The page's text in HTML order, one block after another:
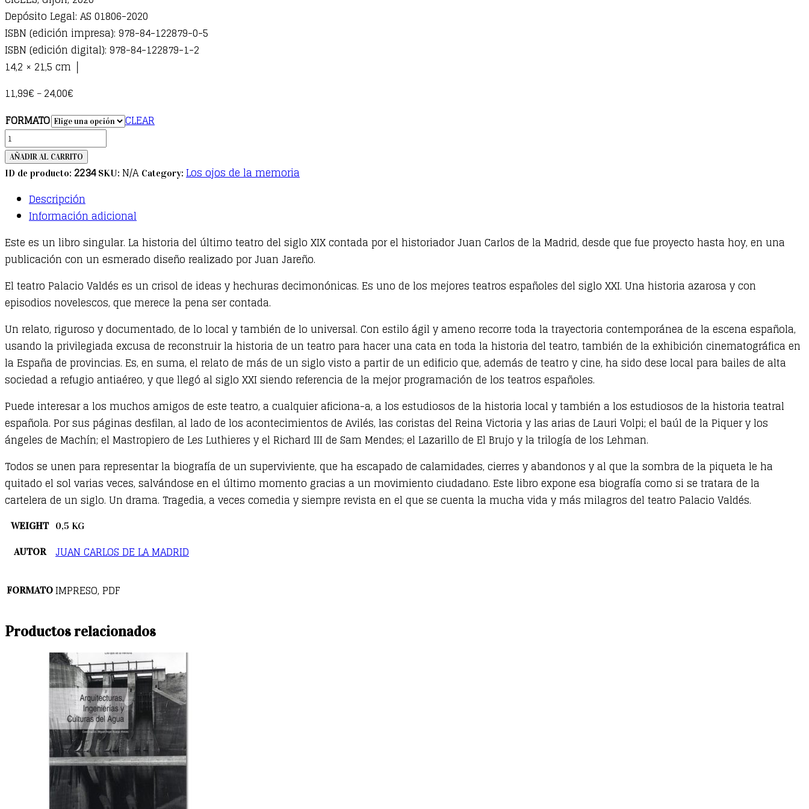
Depósito Legal: AS 01806-2020
ISBN (edición impresa): 978-84-122879-0-5
ISBN (edición digital): 978-84-122879-1-2
14,2 × 21,5 cm │
11,99€ – 24,00€
FORMATO
CLEAR
Historia
del
teatro
Valdés
quantity
AÑADIR AL CARRITO
ID de producto: 2234 SKU: N/A Category: Los ojos de la memoria
Descripción
Información adicional
Este es un libro singular. La historia del último teatro del siglo XIX contada por el historiador Juan Carlos de la Madrid, desde que fue proyecto hasta hoy, en una
publicación con un esmerado diseño realizado por Juan Jareño.
El teatro Palacio Valdés es un crisol de ideas y hechuras decimonónicas. Es uno de los mejores teatros españoles del siglo XXI. Una historia azarosa y con
episodios novelescos, que merece la pena ser contada.
Un relato, riguroso y documentado, de lo local y también de lo universal. Con estilo ágil y ameno recorre toda la trayectoria contemporánea de la escena española,
usando la privilegiada excusa de reconstruir la historia de un teatro para hacer una cata en toda la historia del teatro, también de la exhibición cinematográfica en
la España de provincias. Es, en suma, el relato de más de un siglo visto a partir de un edificio que, además de teatro y cine, ha sido dese local para bailes de alta
sociedad a refugio antiaéreo, y que llegó al siglo XXI siendo referencia de la mejor programación de los teatros españoles.
Puede interesar a los muchos amigos de este teatro, a cualquier aficiona-a, a los estudiosos de la historia local y también a los estudiosos de la historia teatral
española. Por sus páginas desfilan, al lado de los acontecimientos de Avilés, las coristas del Reina Victoria y las arias de Lauri Volpi; el baúl de la Piquer y los
ángeles de Machín; el Mastropiero de Les Luthieres y el Richard III de Sam Mendes; el Lazarillo de El Brujo y la trilogía de los Lehman.
Todos se unen para representar la biografía de un superviviente, que ha escapado de calamidades, cierres y abandonos y al que la sombra de la piqueta le ha
quitado el sol varias veces, salvándose en el último momento gracias a un movimiento ciudadano. Este libro expone esa biografía como si se tratara de la
cartelera de un siglo. Un drama. Tragedia, a veces comedia y siempre revista en el que se cuenta la mucha vida y más milagros del teatro Palacio Valdés.
WEIGHT 0,5 KG
AUTOR JUAN CARLOS DE LA MADRID
FORMATO IMPRESO, PDF
Productos relacionados